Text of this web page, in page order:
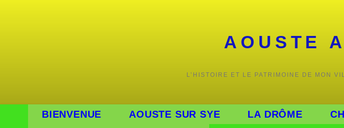
AOUSTE
L’HISTOIRE ET LE PATRIMOINE DE MON
BIENVENUE AOUSTE SUR SYE LA DRÔME